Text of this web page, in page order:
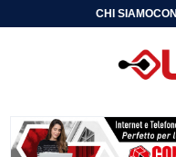
CHI SIAMO